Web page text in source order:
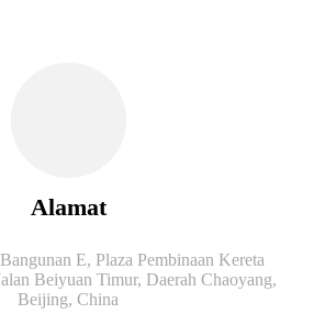
Alamat
E, Plaza Pembinaan Kereta
Beiyuan Timur, Daerah Chaoyang,
Beijing, China